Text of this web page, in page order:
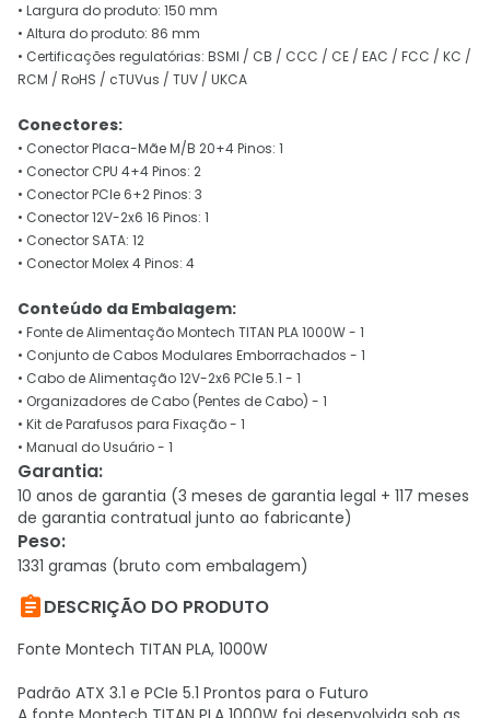
• Largura do produto: 150 mm
• Altura do produto: 86 mm
• Certificações regulatórias: BSMI / CB / CCC / CE / EAC / FCC / KC /
RCM / RoHS / cTUVus / TUV / UKCA
Conectores:
• Conector Placa-Mãe M/B 20+4 Pinos: 1
• Conector CPU 4+4 Pinos: 2
• Conector PCIe 6+2 Pinos: 3
• Conector 12V-2x6 16 Pinos: 1
• Conector SATA: 12
• Conector Molex 4 Pinos: 4
Conteúdo da Embalagem:
• Fonte de Alimentação Montech TITAN PLA 1000W - 1
• Conjunto de Cabos Modulares Emborrachados - 1
• Cabo de Alimentação 12V-2x6 PCIe 5.1 - 1
• Organizadores de Cabo (Pentes de Cabo) - 1
• Kit de Parafusos para Fixação - 1
• Manual do Usuário - 1
Garantia:
10 anos de garantia (3 meses de garantia legal + 117 meses
de garantia contratual junto ao fabricante)
Peso:
1331 gramas (bruto com embalagem)
DESCRIÇÃO DO PRODUTO
Fonte Montech TITAN PLA, 1000W
Padrão ATX 3.1 e PCIe 5.1 Prontos para o Futuro